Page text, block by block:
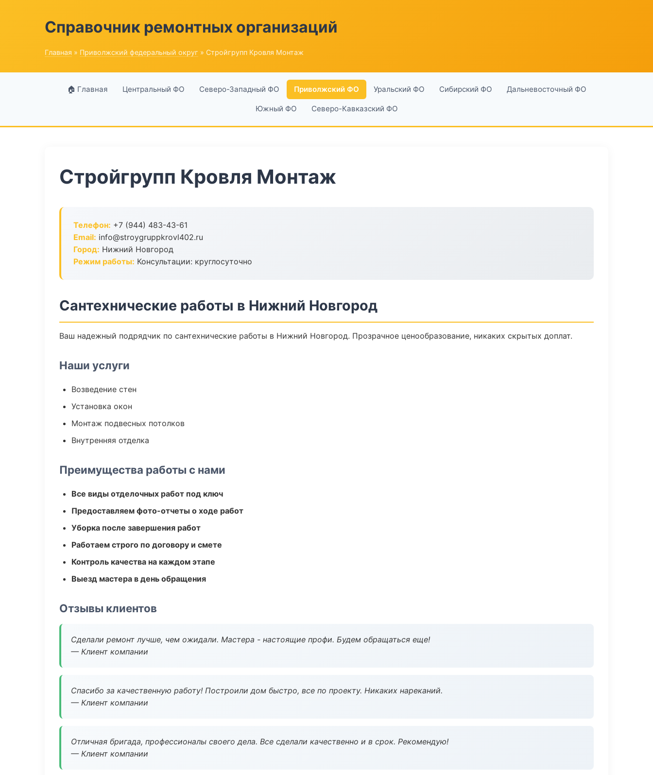
Справочник ремонтных организаций
Главная » Приволжский федеральный округ » Стройгрупп Кровля Монтаж
🏠 Главная Центральный ФО Северо-Западный ФО Приволжский ФО Уральский ФО Сибирский ФО Дальневосточный ФО
Южный ФО Северо-Кавказский ФО
Стройгрупп Кровля Монтаж
Телефон: +7 (944) 483-43-61
Email: info@stroygruppkrovl402.ru
Город: Нижний Новгород
Режим работы: Консультации: круглосуточно
Сантехнические работы в Нижний Новгород
Ваш надежный подрядчик по сантехнические работы в Нижний Новгород. Прозрачное ценообразование, никаких скрытых доплат.
Наши услуги
Возведение стен
Установка окон
Монтаж подвесных потолков
Внутренняя отделка
Преимущества работы с нами
Все виды отделочных работ под ключ
Предоставляем фото-отчеты о ходе работ
Уборка после завершения работ
Работаем строго по договору и смете
Контроль качества на каждом этапе
Выезд мастера в день обращения
Отзывы клиентов
Сделали ремонт лучше, чем ожидали. Мастера - настоящие профи. Будем обращаться еще!
— Клиент компании
Спасибо за качественную работу! Построили дом быстро, все по проекту. Никаких нареканий.
— Клиент компании
Отличная бригада, профессионалы своего дела. Все сделали качественно и в срок. Рекомендую!
— Клиент компании